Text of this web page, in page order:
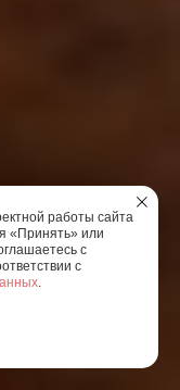
работы сайта
«Принять» или
с
с
.